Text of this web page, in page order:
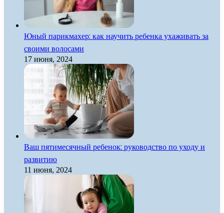
Юный парикмахер: как научить ребенка ухаживать за
своими волосами
17 июня, 2024
Ваш пятимесячный ребенок: руководство по уходу и
развитию
11 июня, 2024